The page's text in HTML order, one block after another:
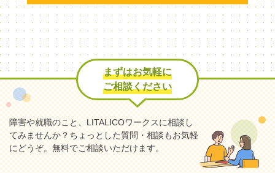
まずはお気軽に
ご相談ください
障害や就職のこと、LITALICOワークスに相談し
てみませんか？ちょっとした質問・相談もお気軽
にどうぞ。無料でご相談いただけます。